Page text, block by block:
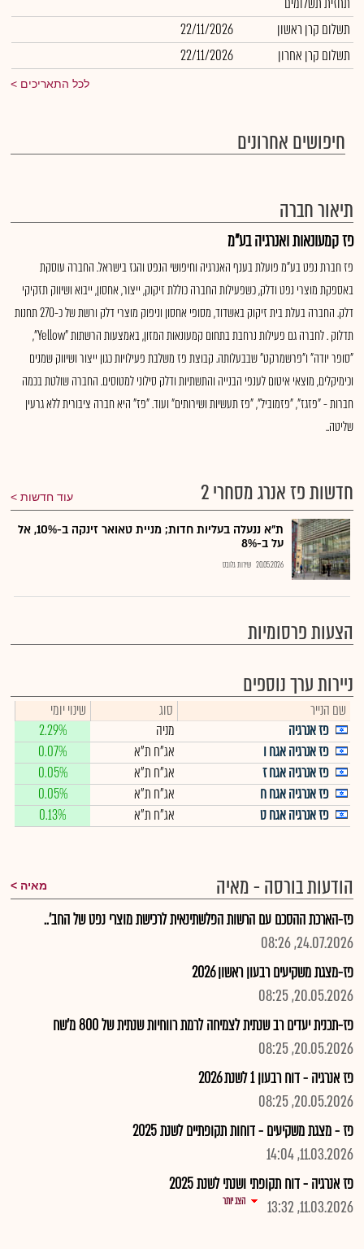
תשלום קרן ראשון
22/11/2026
תשלום קרן אחרון
22/11/2026
לכל התאריכים
חיפושים אחרונים
תיאור חברה
פז קמעונאות ואנרגיה בע"מ
פז חברת נפט בע"מ פועלת בענף האנרגיה וחיפושי הנפט והגז בישראל. החברה עוסקת
באספקת מוצרי נפט ודלק, כשפעילות החברה כוללת זיקוק, ייצור, אחסון, ייבוא ושיווק תזקיקי
דלק. החברה בעלת בית זיקוק באשדוד, מסופי אחסון וניפוק מוצרי דלק ורשת של כ-270 תחנות
תדלוק . לחברה גם פעילות נרחבת בתחום קמעונאות המזון, באמצעות הרשתות "Yellow",
"סופר יודה" ו"פרשמרקט" שבבעלותה. קבוצת פז משלבת פעילויות כגון ייצור ושיווק שמנים
וכימיקלים, מוצאי איטום לענפי הבנייה והתשתיות ודלק סילוני למטוסים. החברה שולטת בכמה
חברות - "פזגז", "פזמוביל", "פז תעשיות ושירותים" ועוד. "פז" היא חברה ציבורית ללא גרעין
שליטה..
חדשות פז אנרג מסחרי 2 עוד חדשות
ת"א ננעלה בעליות חדות; מניית טאואר זינקה ב-10%, אל
על ב-8%
20.05.2026 שירות גלובס
הצעות פרסומיות
ניירות ערך נוספים
שם הנייר סוג
שינוי יומי
פז אנרגיה
מניה
2.29%
פז אנרגיה אגח ו
אג"ח ת"א
0.07%
פז אנרגיה אגח ז
אג"ח ת"א
0.05%
פז אנרגיה אגח ח
אג"ח ת"א
0.05%
פז אנרגיה אגח ט
אג"ח ת"א 0.13%
הודעות בורסה - מאיה מאיה
פז-הארכת ההסכם עם הרשות הפלשתינאית לרכישת מוצרי נפט של החב'..
24.07.2026, 08:26
פז-מצגת משקיעים רבעון ראשון 2026
20.05.2026, 08:25
פז-תכנית יעדים רב שנתית לצמיחה לרמת רווחיות שנתית של 800 מ'שח
20.05.2026, 08:25
פז אנרגיה - דוח רבעון 1 לשנת 2026
20.05.2026, 08:25
פז - מצגת משקיעים - דוחות תקופתיים לשנת 2025
11.03.2026, 14:04
פז אנרגיה - דוח תקופתי ושנתי לשנת 2025
11.03.2026, 13:32
הצג יותר